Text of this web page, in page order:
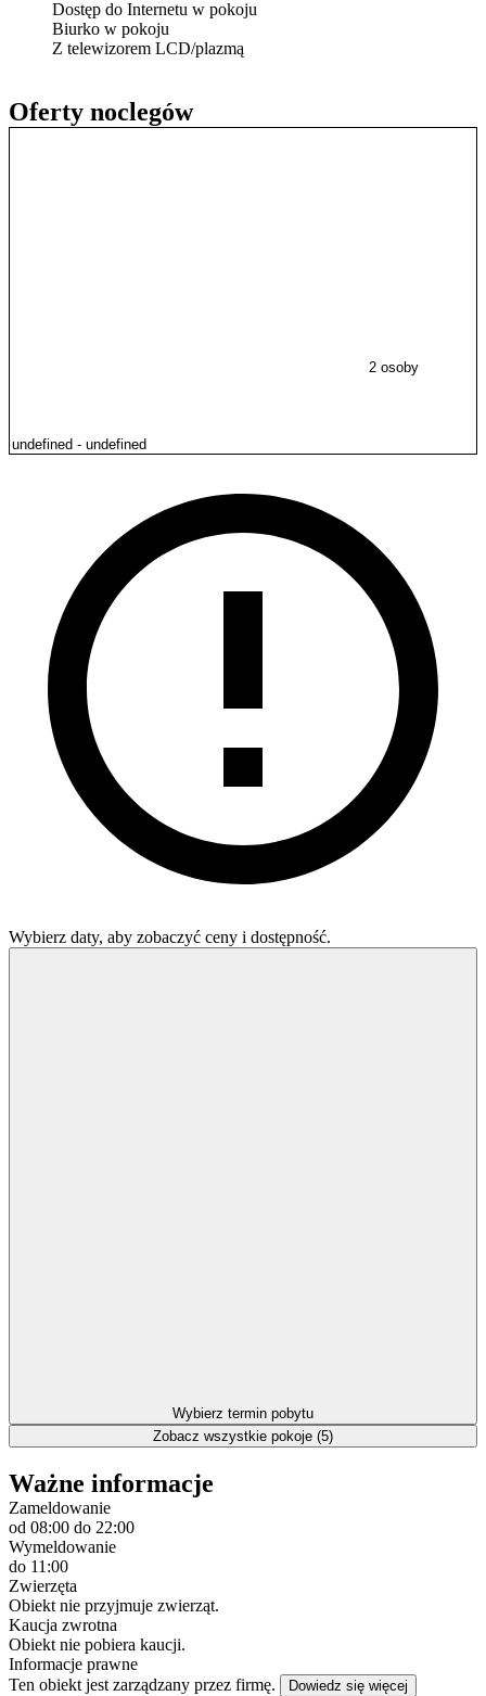
Oferty noclegów
2 osoby
Wybierz daty, aby zobaczyć ceny i dostępność.
Wybierz termin pobytu
Zobacz wszystkie pokoje (5)
Dostęp do Internetu w pokoju
Biurko w pokoju
Z telewizorem LCD/plazmą
Ważne informacje
Zameldowanie
od 08:00 do 22:00
Wymeldowanie
do 11:00
Zwierzęta
Obiekt nie przyjmuje zwierząt.
Kaucja zwrotna
Obiekt nie pobiera kaucji.
Informacje prawne
Ten obiekt jest zarządzany przez firmę.
Dowiedz się więcej